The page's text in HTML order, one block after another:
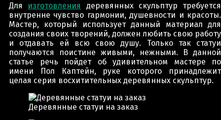
Для изготовления
деревянных скульптур требуется
внутренне чувство гармонии, душевности и красоты.
Мастер, который использует данный материал для
создания своих творений, должен любить свою работу
и отдавать ей всю свою душу. Только так статуи
получаются поистине живыми, нежными. В данной
статье речь пойдет об удивительном мастере по
имени Пол Каптейн, руке которого принадлежит
целая серия восхитительных деревянных скульптур.
Деревянные статуи на заказ